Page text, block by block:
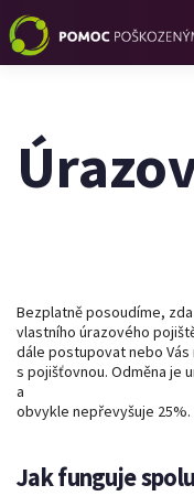
Bezplatně posoudíme,
vlastního úrazového
dále postupovat nebo
s pojišťovnou. Odměna je
a
obvykle nepřevyšuje 25%.
Jak funguje